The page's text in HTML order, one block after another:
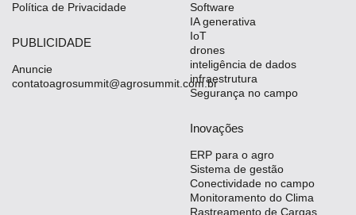
Política de Privacidade
PUBLICIDADE
Anuncie
contatoagrosummit@agrosummit.com.br
Software
IA generativa
IoT
drones
inteligência de dados
infraestrutura
Segurança no campo
Inovações
ERP para o agro
Sistema de gestão
Conectividade no campo
Monitoramento do Clima
Rastreamento de Cargas